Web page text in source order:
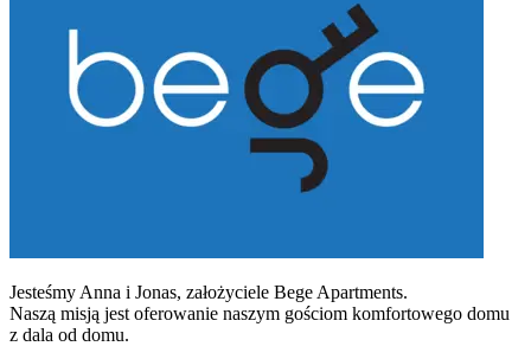
Jesteśmy Anna i Jonas, założyciele Bege Apartments.
Naszą misją jest oferowanie naszym gościom komfortowego domu
z dala od domu.